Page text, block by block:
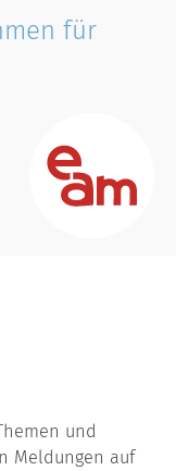
für
und
Meldungen auf